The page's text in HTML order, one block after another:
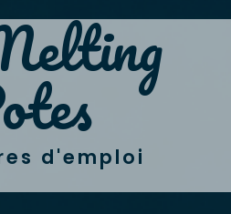
d'emploi